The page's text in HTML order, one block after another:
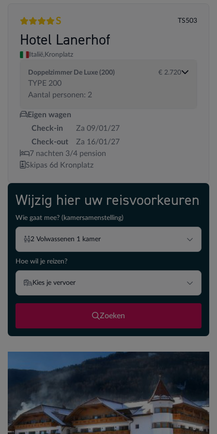
4 sterrenSuperior
S TS503
Hotel Lanerhof
Italië, Kronplatz
Doppelzimmer De Luxe (200)
TYPE 200
Aantal personen: 2
€ 2.720
Eigen wagen
Check-in
Za 09/01/27
Check-out
Za 16/01/27
7 nachten 3/4 pension
Skipas 6d Kronplatz
Wijzig hier uw reisvoorkeuren
Wie gaat mee? (kamersamenstelling)
2 Volwassenen 1 kamer
Hoe wil je reizen?
Kies je vervoer
Zoeken